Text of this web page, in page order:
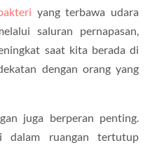
yang terbawa udara
saluran pernapasan,
saat kita berada di
dengan orang yang
juga berperan penting.
dalam ruangan tertutup